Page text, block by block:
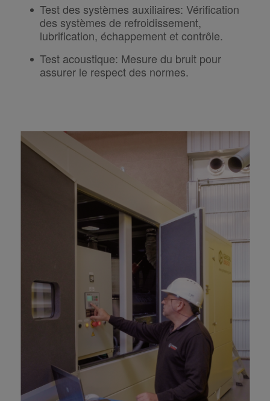
Test des systèmes auxiliaires: Vérification
des systèmes de refroidissement,
lubrification, échappement et contrôle.
Test acoustique: Mesure du bruit pour
assurer le respect des normes.